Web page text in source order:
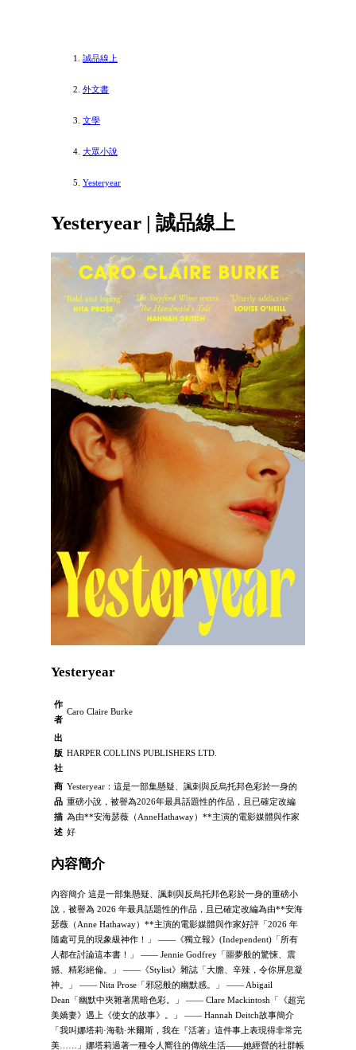
誠品線上
外文書
文學
大眾小說
Yesteryear
Yesteryear | 誠品線上
Yesteryear
作
者
Caro Claire Burke
出
版
社
HARPER COLLINS PUBLISHERS LTD.
商
品
描
述
Yesteryear：這是一部集懸疑、諷刺與反烏托邦色彩於一身的
重磅小說，被譽為2026年最具話題性的作品，且已確定改編
為由**安海瑟薇（AnneHathaway）**主演的電影媒體與作家
好
內容簡介
內容簡介 這是一部集懸疑、諷刺與反烏托邦色彩於一身的重磅小
說，被譽為 2026 年最具話題性的作品，且已確定改編為由**安海
瑟薇（Anne Hathaway）**主演的電影媒體與作家好評「2026 年
隨處可見的現象級神作！」 ——《獨立報》(Independent)「所有
人都在討論這本書！」 —— Jennie Godfrey「噩夢般的驚悚、震
撼、精彩絕倫。」 ——《Stylist》雜誌「大膽、辛辣，令你屏息凝
神。」 —— Nita Prose「邪惡般的幽默感。」 —— Abigail
Dean「幽默中夾雜著黑暗色彩。」 —— Clare Mackintosh「《超完
美嬌妻》遇上《使女的故事》。」 —— Hannah Deitch故事簡介
「我叫娜塔莉·海勒·米爾斯，我在『活著』這件事上表現得非常完
美……」娜塔莉過著一種令人嚮往的傳統生活——她經營的社群帳